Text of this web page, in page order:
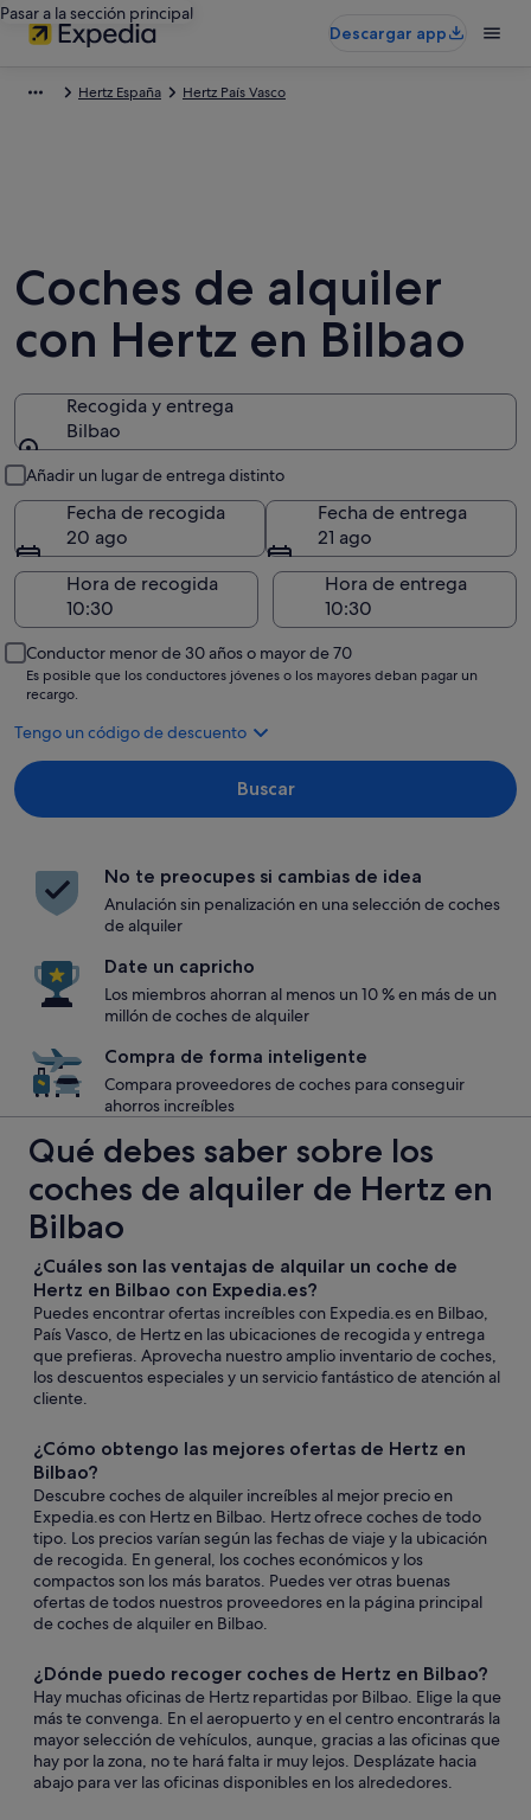
Pasar a la sección principal
Descargar app
Hertz España Hertz País Vasco
Coches de alquiler
con Hertz en Bilbao
Recogida y entrega
Bilbao
Añadir un lugar de entrega distinto
Fecha de recogida
20 ago
Fecha de entrega
21 ago
Hora de recogida
Hora de entrega
Conductor menor de 30 años o mayor de 70
Es posible que los conductores jóvenes o los mayores deban pagar un
recargo.
Tengo un código de descuento
Buscar
No te preocupes si cambias de idea
Anulación sin penalización en una selección de coches
de alquiler
Date un capricho
Los miembros ahorran al menos un 10 % en más de un
millón de coches de alquiler
Compra de forma inteligente
Compara proveedores de coches para conseguir
ahorros increíbles
Qué debes saber sobre los
coches de alquiler de Hertz en
Bilbao
¿Cuáles son las ventajas de alquilar un coche de
Hertz en Bilbao con Expedia.es?
Puedes encontrar ofertas increíbles con Expedia.es en Bilbao,
País Vasco, de Hertz en las ubicaciones de recogida y entrega
que prefieras. Aprovecha nuestro amplio inventario de coches,
los descuentos especiales y un servicio fantástico de atención al
cliente.
¿Cómo obtengo las mejores ofertas de Hertz en
Bilbao?
Descubre coches de alquiler increíbles al mejor precio en
Expedia.es con Hertz en Bilbao. Hertz ofrece coches de todo
tipo. Los precios varían según las fechas de viaje y la ubicación
de recogida. En general, los coches económicos y los
compactos son los más baratos. Puedes ver otras buenas
ofertas de todos nuestros proveedores en la página principal
de coches de alquiler en Bilbao.
¿Dónde puedo recoger coches de Hertz en Bilbao?
Hay muchas oficinas de Hertz repartidas por Bilbao. Elige la que
más te convenga. En el aeropuerto y en el centro encontrarás la
mayor selección de vehículos, aunque, gracias a las oficinas que
hay por la zona, no te hará falta ir muy lejos. Desplázate hacia
abajo para ver las oficinas disponibles en los alrededores.